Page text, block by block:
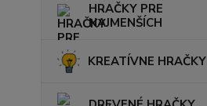
HRAČKY PRE
NAJMENŠÍCH
KREATÍVNE HRAČKY